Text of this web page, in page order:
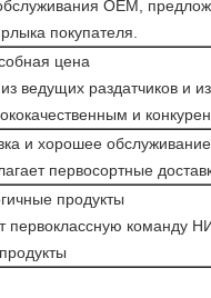
OEM,
покупателя.
цена
ведущих раздатчиков и
и
и хорошее обслуживание
первосортные
продукты
первоклассную команду